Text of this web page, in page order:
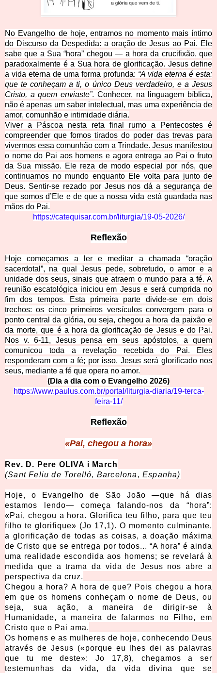
No Evangelho de hoje, entramos no momento mais íntimo
do Discurso da Despedida: a oração de Jesus ao Pai. Ele
sabe que a Sua “hora” chegou — a hora da crucifixão, que
paradoxalmente é a Sua hora de glorificação. Jesus define
a vida eterna de uma forma profunda: “A vida eterna é esta:
que te conheçam a ti, o único Deus verdadeiro, e a Jesus
Cristo, a quem enviaste”. Conhecer, na linguagem bíblica,
não é apenas um saber intelectual, mas uma experiência de
amor, comunhão e intimidade diária.
Viver a Páscoa nesta reta final rumo a Pentecostes é
compreender que fomos tirados do poder das trevas para
vivermos essa comunhão com a Trindade. Jesus manifestou
o nome do Pai aos homens e agora entrega ao Pai o fruto
da Sua missão. Ele reza de modo especial por nós, que
continuamos no mundo enquanto Ele volta para junto de
Deus. Sentir-se rezado por Jesus nos dá a segurança de
que somos d’Ele e de que a nossa vida está guardada nas
mãos do Pai.
https://catequisar.com.br/liturgia/19-05-2026/
Reflexão
Hoje começamos a ler e meditar a chamada “oração
sacerdotal”, na qual Jesus pede, sobretudo, o amor e a
unidade dos seus, sinais que atraem o mundo para a fé. A
reunião escatológica iniciou em Jesus e será cumprida no
fim dos tempos. Esta primeira parte divide-se em dois
trechos: os cinco primeiros versículos convergem para o
ponto central da glória, ou seja, chegou a hora da paixão e
da morte, que é a hora da glorificação de Jesus e do Pai.
Nos v. 6-11, Jesus pensa em seus apóstolos, a quem
comunicou toda a revelação recebida do Pai. Eles
responderam com a fé; por isso, Jesus será glorificado nos
seus, mediante a fé que opera no amor.
(Dia a dia com o Evangelho 2026)
https://www.paulus.com.br/portal/liturgia-diaria/19-terca-
feira-11/
Reflexão
«Pai, chegou a hora»
Rev. D. Pere OLIVA i March
(Sant Feliu de Torelló, Barcelona, Espanha)
Hoje, o Evangelho de São João —que há dias
estamos lendo— começa falando-nos da “hora”:
«Pai, chegou a hora. Glorifica teu filho, para que teu
filho te glorifique» (Jo 17,1). O momento culminante,
a glorificação de todas as coisas, a doação máxima
de Cristo que se entrega por todos... “A hora” é ainda
uma realidade escondida aos homens; se revelará à
medida que a trama da vida de Jesus nos abre a
perspectiva da cruz.
Chegou a hora? A hora de que? Pois chegou a hora
em que os homens conheçam o nome de Deus, ou
seja, sua ação, a maneira de dirigir-se à
Humanidade, a maneira de falarmos no Filho, em
Cristo que o Pai ama.
Os homens e as mulheres de hoje, conhecendo Deus
através de Jesus («porque eu lhes dei as palavras
que tu me deste»: Jo 17,8), chegamos a ser
testemunhas da vida, da vida divina que se